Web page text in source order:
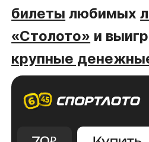
билеты любимых
«Столото» и
крупные